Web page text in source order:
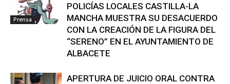
Prensa
POLICÍAS LOCALES CASTILLA-LA
MANCHA MUESTRA SU DESACUERDO
CON LA CREACIÓN DE LA FIGURA DEL
“SERENO” EN EL AYUNTAMIENTO DE
ALBACETE
APERTURA DE JUICIO ORAL CONTRA